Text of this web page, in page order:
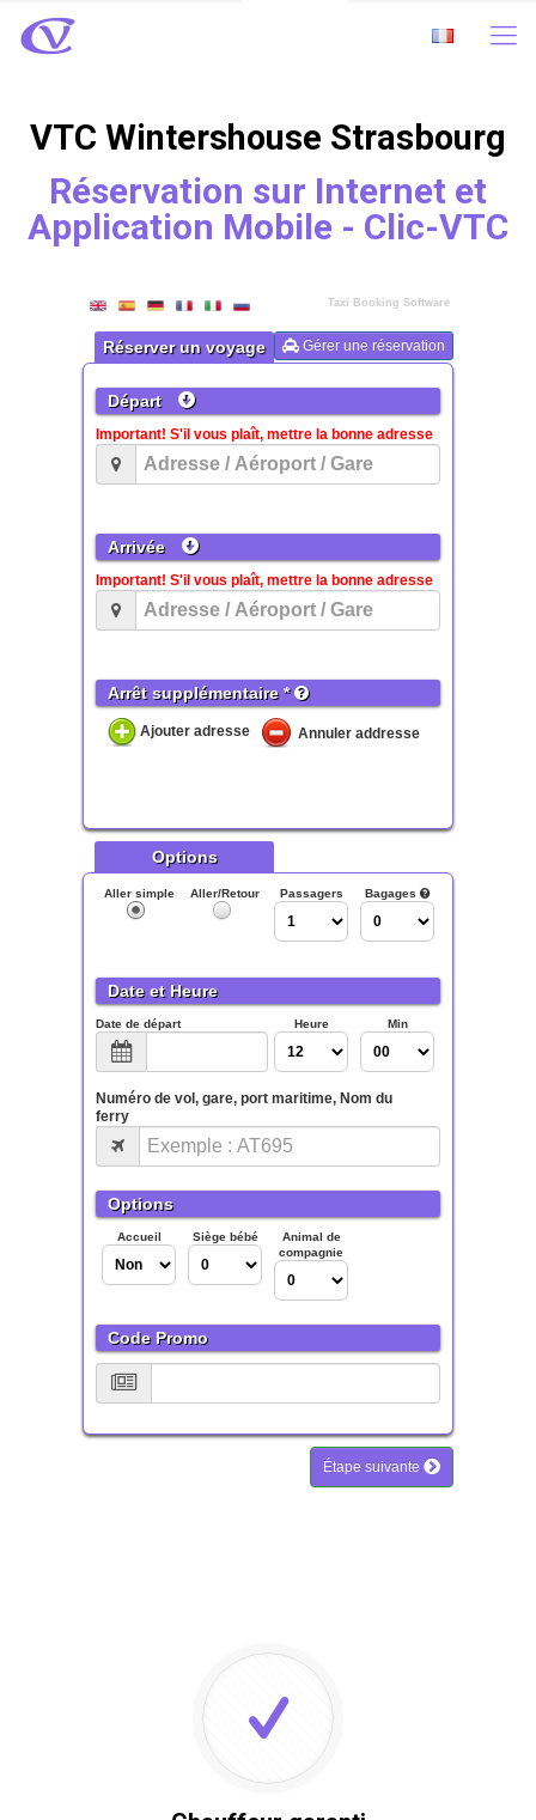
VTC Wintershouse Strasbourg
Réservation sur Internet et
Application Mobile - Clic-VTC